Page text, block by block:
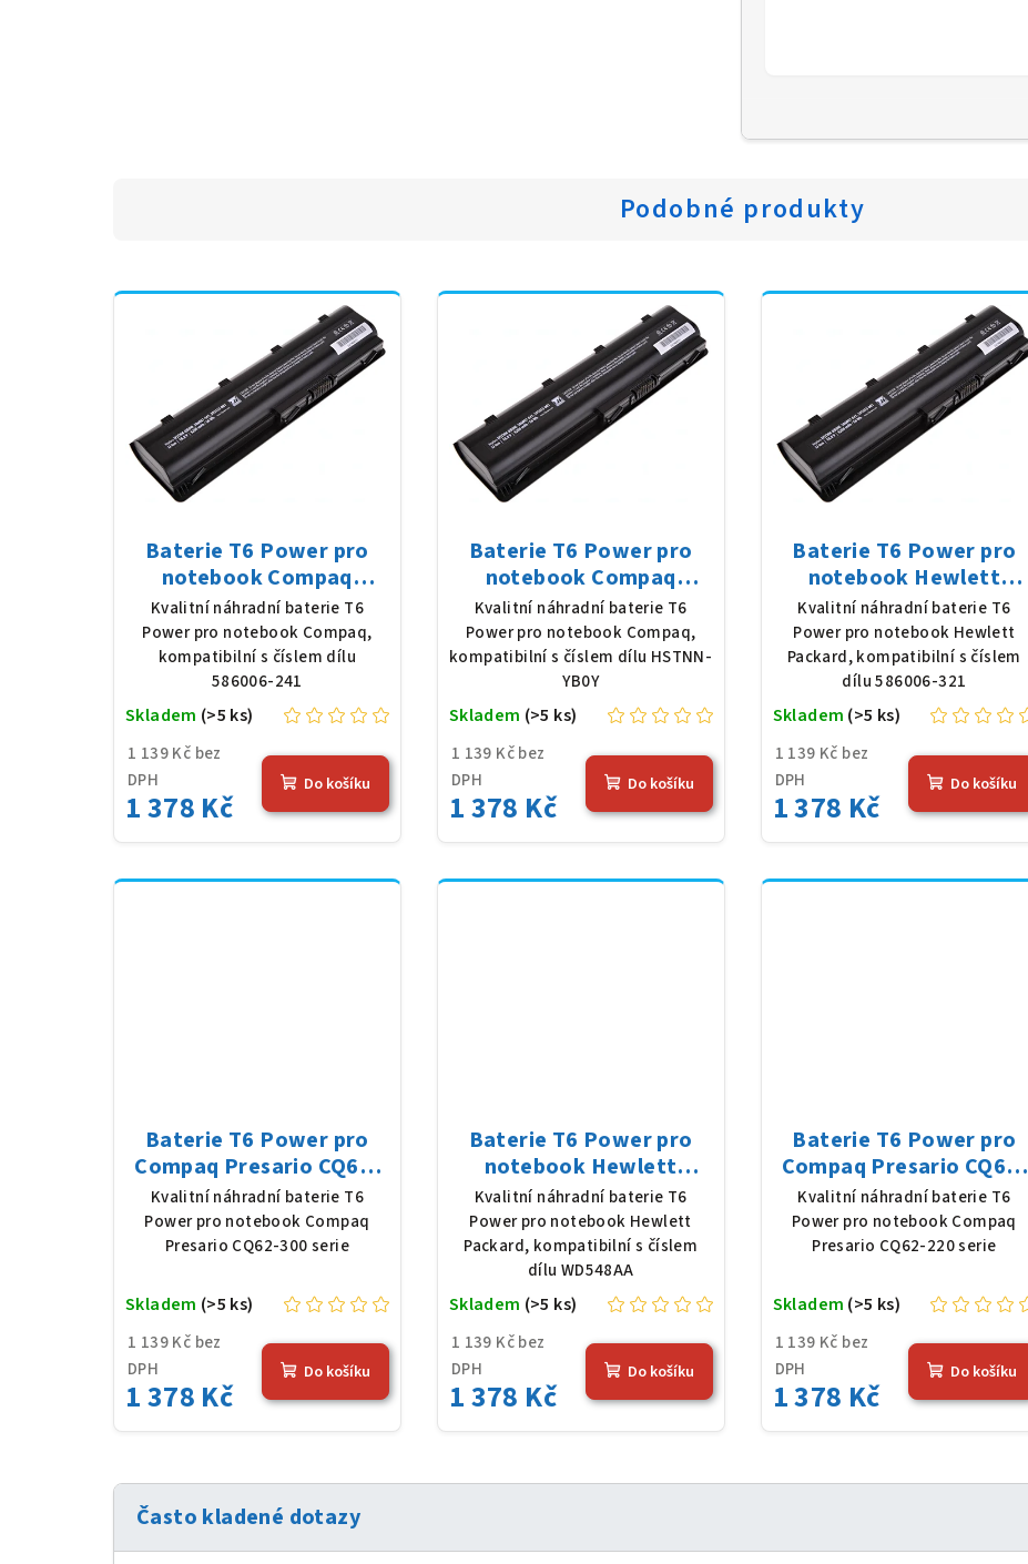
Podobné produkty
Baterie T6 Power pro
notebook Compaq
586006-241, Li-Ion, 10,8
V, 5200 mAh (56 Wh),
černá
Kvalitní náhradní baterie T6
Power pro notebook Compaq,
kompatibilní s číslem dílu
586006-241
1 139 Kč bez
DPH
1 378 Kč
Skladem (>5 ks)
Do košíku
Baterie T6 Power pro
notebook Compaq
HSTNN-YB0Y, Li-Ion, 10,8
V, 5200 mAh (56 Wh),
černá
Kvalitní náhradní baterie T6
Power pro notebook Compaq,
kompatibilní s číslem dílu HSTNN-
YB0Y
1 139 Kč bez
DPH
1 378 Kč
Skladem (>5 ks)
Do košíku
Baterie T6 Power pro
notebook Hewlett
Packard 586006-321, Li-
Ion, 10,8 V, 5200 mAh (56
Wh), černá
Kvalitní náhradní baterie T6
Power pro notebook Hewlett
Packard, kompatibilní s číslem
dílu 586006-321
1 139 Kč bez
DPH
1 378 Kč
Skladem (>5 ks)
Do košíku
Baterie T6 Power pro
Compaq Presario CQ62-
300 serie, Li-Ion, 10,8 V,
5200 mAh (56 Wh), černá
Kvalitní náhradní baterie T6
Power pro notebook Compaq
Presario CQ62-300 serie
1 139 Kč bez
DPH
1 378 Kč
Skladem (>5 ks)
Do košíku
Baterie T6 Power pro
notebook Hewlett
Packard WD548AA, Li-
Ion, 10,8 V, 5200 mAh (56
Wh), černá
Kvalitní náhradní baterie T6
Power pro notebook Hewlett
Packard, kompatibilní s číslem
dílu WD548AA
1 139 Kč bez
DPH
1 378 Kč
Skladem (>5 ks)
Do košíku
Baterie T6 Power pro
Compaq Presario CQ62-
220 serie, Li-Ion, 10,8 V,
5200 mAh (56 Wh), černá
Kvalitní náhradní baterie T6
Power pro notebook Compaq
Presario CQ62-220 serie
1 139 Kč bez
DPH
1 378 Kč
Skladem (>5 ks)
Do košíku
Často kladené dotazy